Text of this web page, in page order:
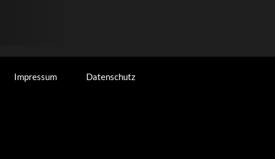
Impressum Datenschutz